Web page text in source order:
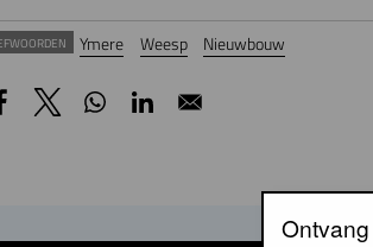
Ymere Weesp Nieuwbouw
Ontvang